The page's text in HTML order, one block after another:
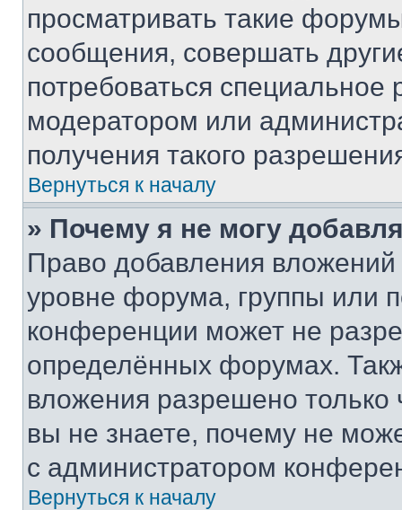
просматривать такие
сообщения, совершать
потребоваться
модератором или
получения такого
Вернуться к началу
» Почему я не могу
Право добавления
уровне форума, группы или
конференции может не
определённых форумах.
вложения разрешено
вы не знаете, почему не
с администратором
Вернуться к началу